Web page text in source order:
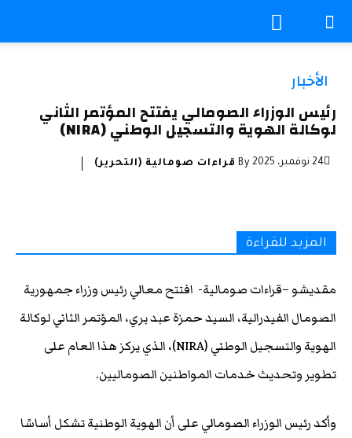
الأخبار
رئيس الوزراء الصومالي يفتتح المؤتمر الثاني
لوكالة الهوية والتسجيل الوطني (NIRA)
24 نوفمبر، 2025 By قراءات صومالية (التحرير)
المزيد للقراءة
مقديشو –قراءات صومالية- افتتح معالي رئيس وزراء جمهورية
الصومال الفيدرالية، السيد حمزة عبد بري، المؤتمر الثاني لوكالة
الهوية والتسجيل الوطني (NIRA)، الذي يركز هذا العام على
تطوير وتحديث خدمات المواطنين الصوماليين.
وأكد رئيس الوزراء الصومالي على أن الهوية الوطنية تشكل أساسًا